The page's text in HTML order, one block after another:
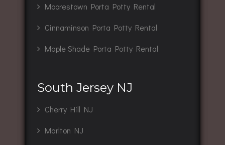
Moorestown Porta Potty Rental
Cinnaminson Porta Potty Rental
Maple Shade Porta Potty Rental
South Jersey NJ
Cherry Hill NJ
Marlton NJ